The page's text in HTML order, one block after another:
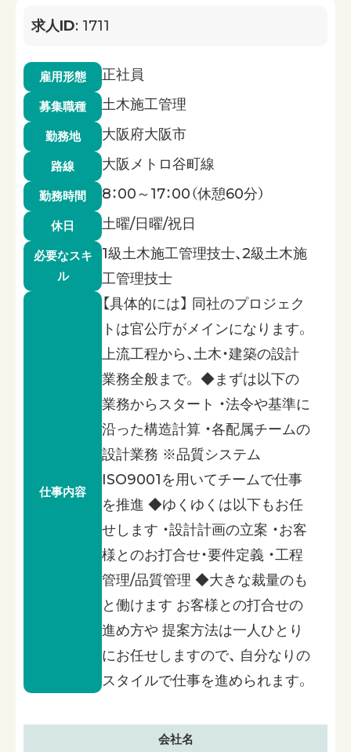
求人ID: 1711
雇用形態 正社員
募集職種 土木施工管理
勤務地 大阪府大阪市
路線 大阪メトロ谷町線
勤務時間 8：00～17：00（休憩60分）
休日 土曜/日曜/祝日
必要なスキ
ル
1級土木施工管理技士、2級土木施
工管理技士
仕事内容
【具体的には】 同社のプロジェク
トは官公庁がメインになります。
上流工程から、土木・建築の設計
業務全般まで。 ◆まずは以下の
業務からスタート ・法令や基準に
沿った構造計算 ・各配属チームの
設計業務 ※品質システム
ISO9001を用いてチームで仕事
を推進 ◆ゆくゆくは以下もお任
せします ・設計計画の立案 ・お客
様とのお打合せ・要件定義 ・工程
管理/品質管理 ◆大きな裁量のも
と働けます お客様との打合せの
進め方や 提案方法は一人ひとり
にお任せしますので、 自分なりの
スタイルで仕事を進められます。
会社名